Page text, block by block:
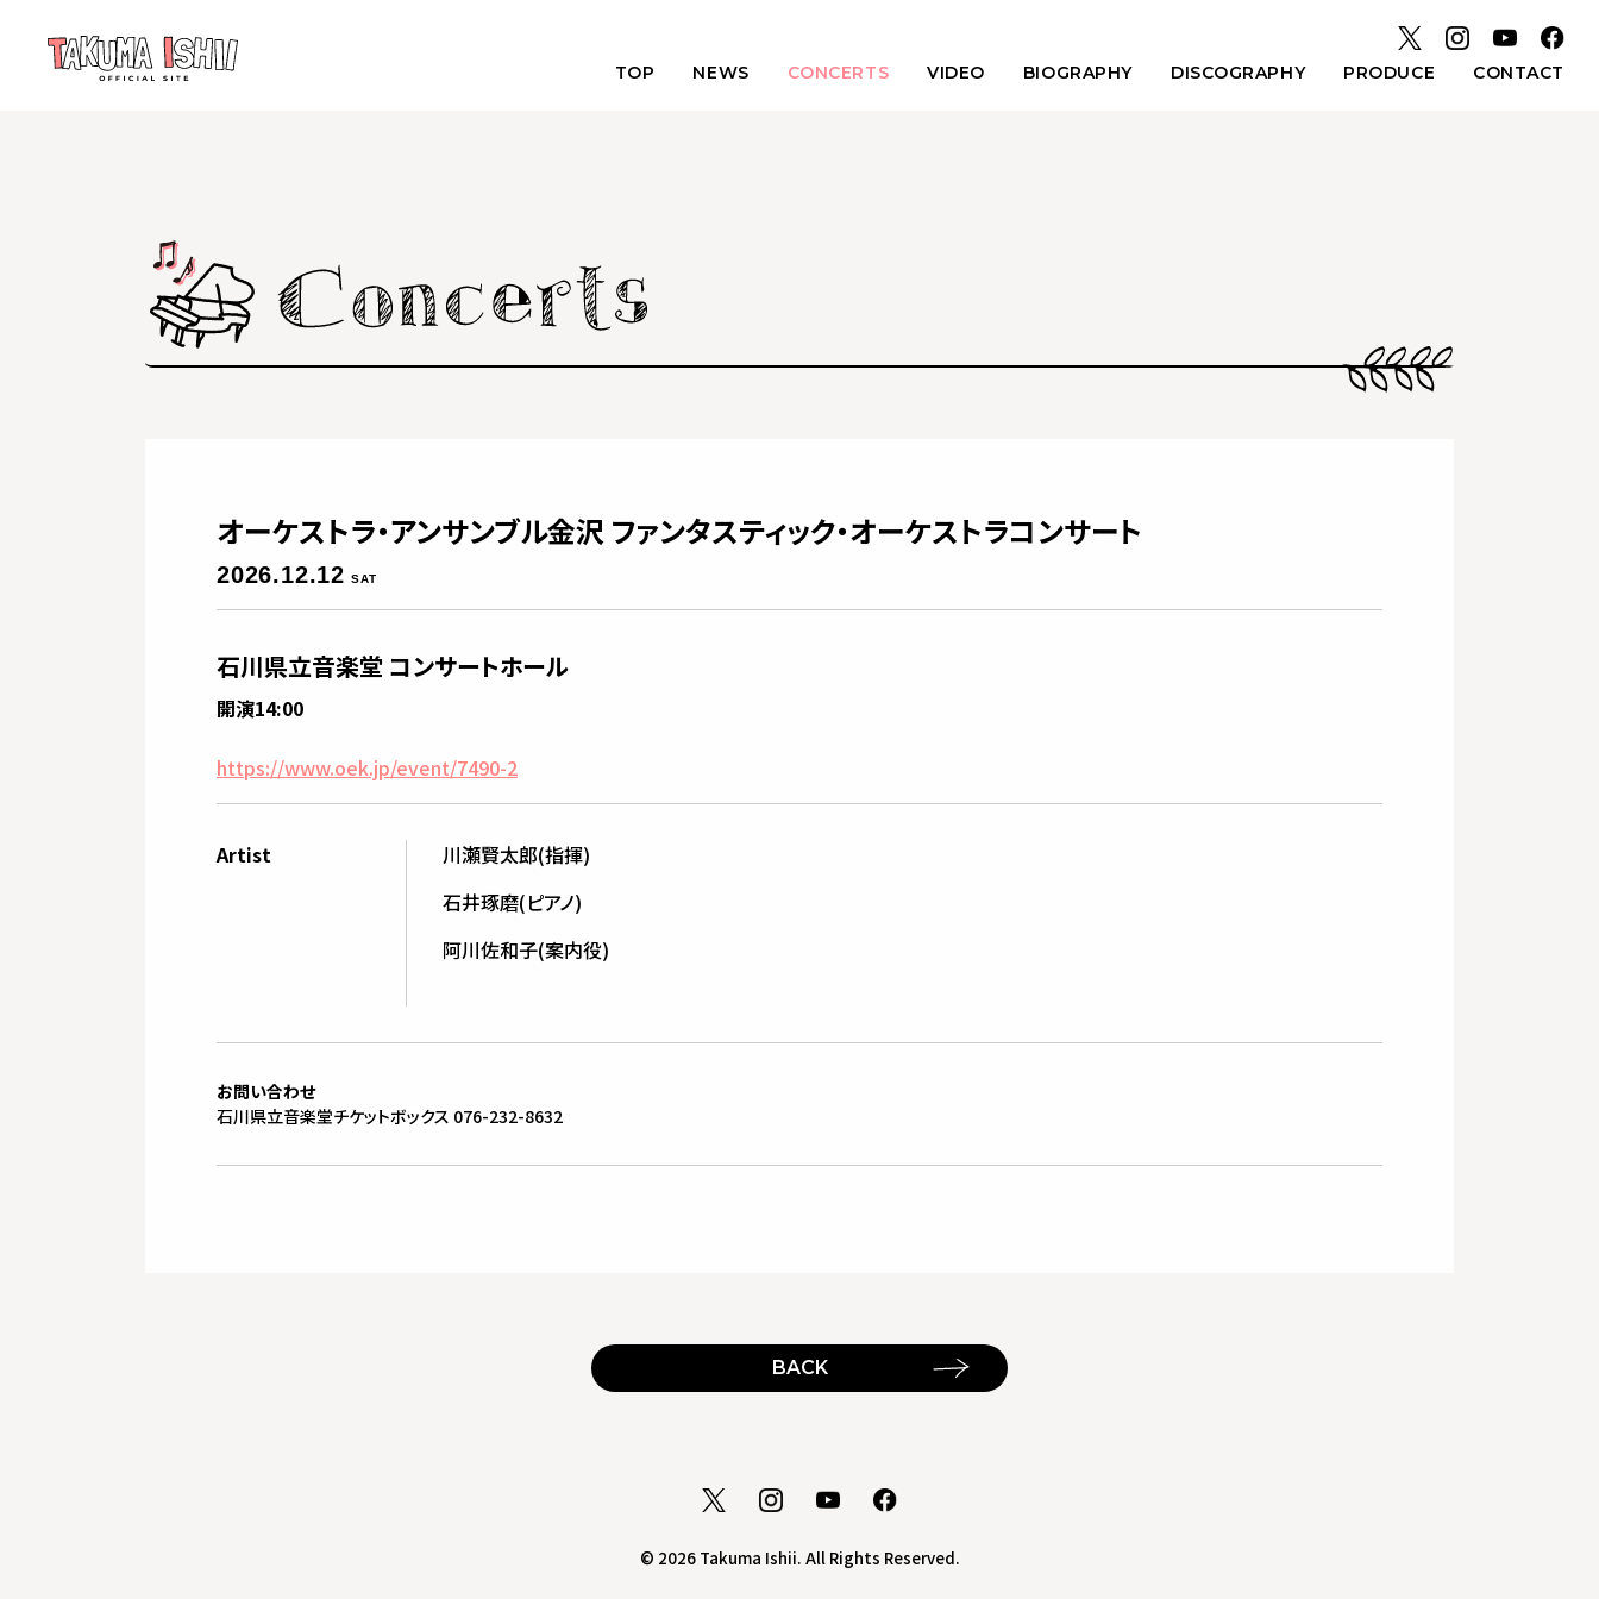
TOP NEWS CONCERTS VIDEO BIOGRAPHY DISCOGRAPHY PRODUCE CONTACT
オーケストラ・アンサンブル金沢 ファンタスティック・オーケストラコンサート
2026.12.12 SAT
石川県立音楽堂 コンサートホール
開演14:00
https://www.oek.jp/event/7490-2
Artist
川瀬賢太郎(指揮)
石井琢磨(ピアノ)
阿川佐和子(案内役)
お問い合わせ
石川県立音楽堂チケットボックス 076-232-8632
BACK
© 2026 Takuma Ishii. All Rights Reserved.